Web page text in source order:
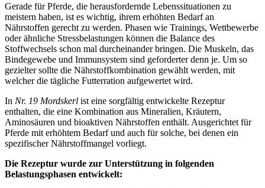
Gerade für Pferde, die herausfordernde Lebenssituationen zu
meistern haben, ist es wichtig, ihrem erhöhten Bedarf an
Nährstoffen gerecht zu werden. Phasen wie Trainings, Wettbewerbe
oder ähnliche Stressbelastungen können die Balance des
Stoffwechsels schon mal durcheinander bringen. Die Muskeln, das
Bindegewebe und Immunsystem sind geforderter denn je. Um so
gezielter sollte die Nährstoffkombination gewählt werden, mit
welcher die tägliche Futterration aufgewertet wird.
In Nr. 19 Mordskerl ist eine sorgfältig entwickelte Rezeptur
enthalten, die eine Kombination aus Mineralien, Kräutern,
Aminosäuren und bioaktiven Nährstoffen enthält. Ausgerichtet für
Pferde mit erhöhtem Bedarf und auch für solche, bei denen ein
spezifischer Nährstoffmangel vorliegt.
Die Rezeptur wurde zur Unterstützung in folgenden
Belastungsphasen entwickelt: